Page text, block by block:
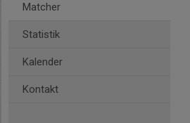
Matcher
Statistik
Kalender
Kontakt